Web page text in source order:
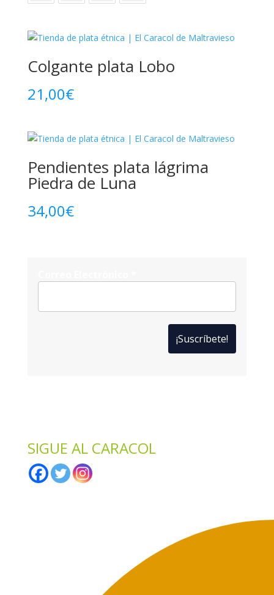
Colgante plata Lobo
21,00€
Pendientes plata lágrima
Piedra de Luna
34,00€
SIGUE AL CARACOL